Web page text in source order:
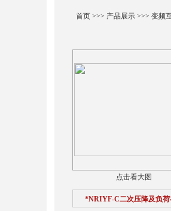
首页>>> 产品展示>>> 变频
点击看大图
*NRIYF-C二次压降及负荷